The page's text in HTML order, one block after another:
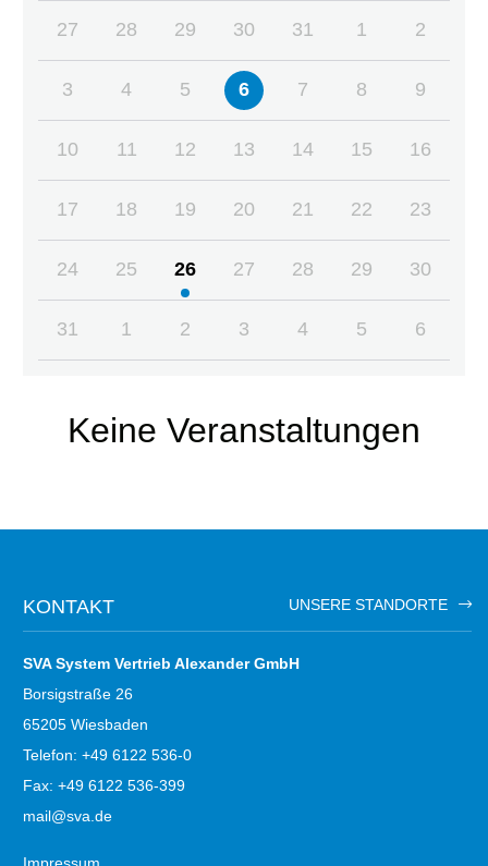
27 28 29 30 31 1 2
3 4 5 6 7 8 9
10 11 12 13 14 15 16
17 18 19 20 21 22 23
24 25 26 27 28 29 30
31 1 2 3 4 5 6
Keine Veranstaltungen
KONTAKT UNSERE STANDORTE
SVA System Vertrieb Alexander GmbH
Borsigstraße 26
65205 Wiesbaden
Telefon: +49 6122 536-0
Fax: +49 6122 536-399
mail@sva.de